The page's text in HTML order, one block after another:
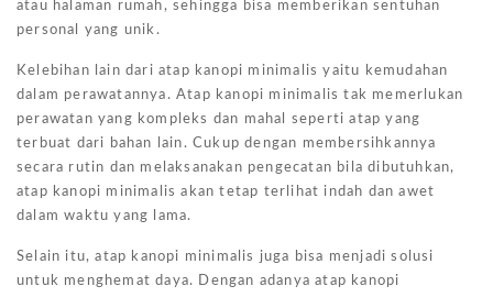
atau halaman rumah, sehingga bisa memberikan sentuhan
personal yang unik.
Kelebihan lain dari atap kanopi minimalis yaitu kemudahan
dalam perawatannya. Atap kanopi minimalis tak memerlukan
perawatan yang kompleks dan mahal seperti atap yang
terbuat dari bahan lain. Cukup dengan membersihkannya
secara rutin dan melaksanakan pengecatan bila dibutuhkan,
atap kanopi minimalis akan tetap terlihat indah dan awet
dalam waktu yang lama.
Selain itu, atap kanopi minimalis juga bisa menjadi solusi
untuk menghemat daya. Dengan adanya atap kanopi